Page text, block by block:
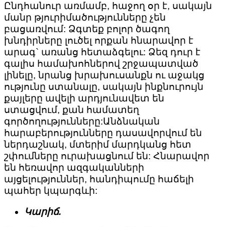
Ընդհանուր առմամբ, հաջող օր է, սակայն
մանր թյուրիմածությունները չեն
բացառվում: Ձգտեք բոլոր ծագող
խնդիրները լուծել որքան հնարավոր է
արագ` առանց հետաձգելու: Ձեզ դուր է
գալիս համախոհներով շրջապատված
լինելը, նրանց խրախուսանքն ու աջակց
ությունը ստանալը, սակայն ինքնուրույն
քայլերը ավելի արդյունավետ են
ստացվում, քան համատեղ
գործողությունները:Անձնական
հարաբերությունները դասավորվում են
ներդաշնակ, մտերիմ մարդկանց հետ
շփումները ուրախացնում են: Հնարավոր
են հեռավոր ազգականների
այցելություններ, հանդիպումը հաճելի
պահեր կպարգևի:
Կարիճ.